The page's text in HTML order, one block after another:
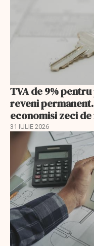
TVA de 9%
reveni
economisi zeci
31 IULIE 2026